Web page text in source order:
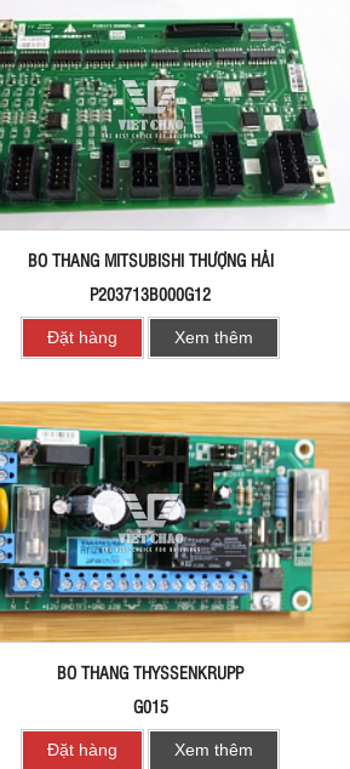
BO THANG MITSUBISHI THƯỢNG HẢI
P203713B000G12
Đặt hàng Xem thêm
BO THANG THYSSENKRUPP
G015
Đặt hàng Xem thêm